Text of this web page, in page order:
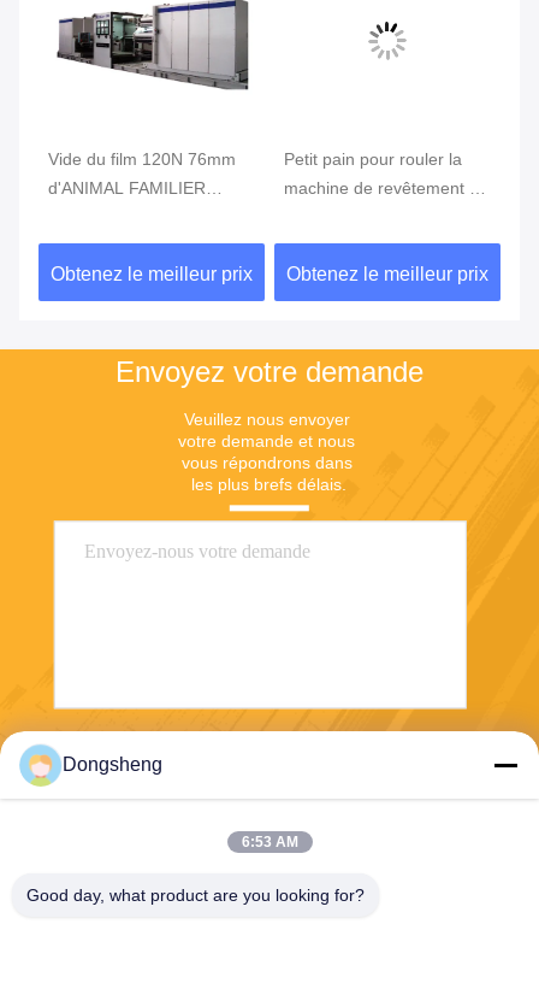
du film 120N 76mm
FAMILIER
de métallisation
le meilleur prix
Petit pain pour rouler la
machine de revêtement de
152mm
Obtenez le meilleur prix
machine de
des métaux
Obtenez
Envoyez votre demande
Veuillez nous envoyer
votre demande et nous
vous répondrons dans
les plus brefs délais.
Dongsheng
6:53 AM
Good day, what product are you looking for?